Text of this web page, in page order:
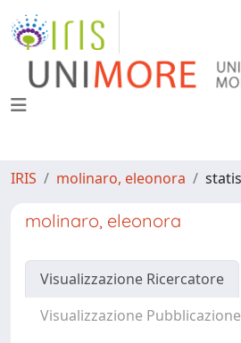
IRIS molinaro, eleonora
molinaro, eleonora
Visualizzazione Ricercatore
Visualizzazione Pubblicazione